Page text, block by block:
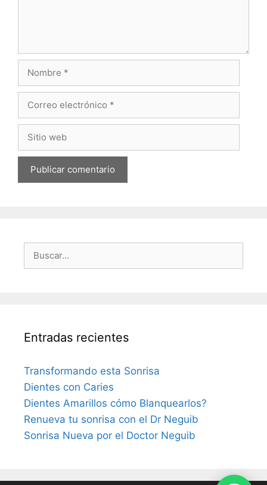
electrónico
web
Entradas recientes
Transformando esta Sonrisa
Dientes con Caries
Dientes Amarillos cómo Blanquearlos?
Renueva tu sonrisa con el Dr Neguib
Sonrisa Nueva por el Doctor Neguib